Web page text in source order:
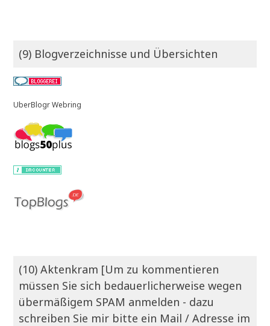
(9) Blogverzeichnisse und Übersichten
UberBlogr Webring
(10) Aktenkram [Um zu kommentieren
müssen Sie sich bedauerlicherweise wegen
übermäßigem SPAM anmelden - dazu
schreiben Sie mir bitte ein Mail / Adresse im